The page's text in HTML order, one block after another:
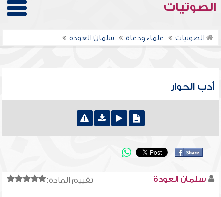
الصوتيات
الصوتيات علماء ودعاة سلمان العودة
أدب الحوار
تقييم المادة: سلمان العودة